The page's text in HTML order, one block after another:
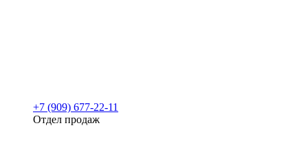
+7 (909) 677-22-11
Отдел продаж